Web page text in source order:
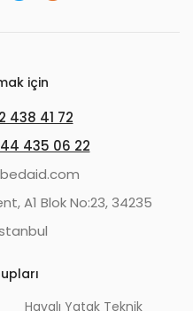
için
438 41 72
435 06 22
A1 Blok No:23, 34235
Havalı Yatak Teknik